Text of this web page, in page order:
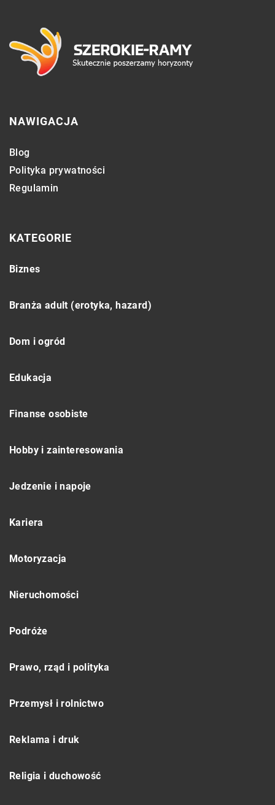
NAWIGACJA
Blog
Polityka prywatności
Regulamin
KATEGORIE
Biznes
Branża adult (erotyka, hazard)
Dom i ogród
Edukacja
Finanse osobiste
Hobby i zainteresowania
Jedzenie i napoje
Kariera
Motoryzacja
Nieruchomości
Podróże
Prawo, rząd i polityka
Przemysł i rolnictwo
Reklama i druk
Religia i duchowość